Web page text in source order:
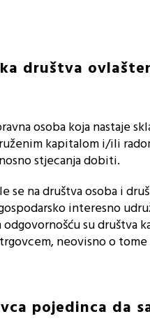
društva
osoba koja nastaje
kapitalom i/ili
stjecanja dobiti.
se na društva osoba i
interesno
su društva
neovisno o
pojedinca da